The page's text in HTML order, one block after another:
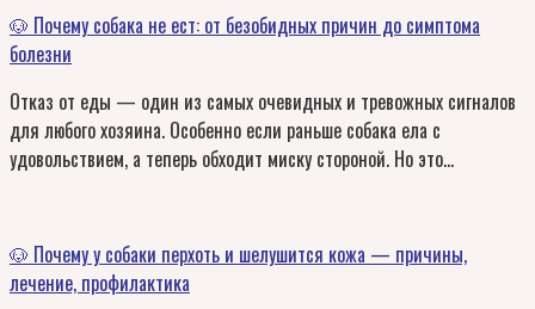
🐶 Почему собака не ест: от безобидных причин до симптома
болезни
Отказ от еды — один из самых очевидных и тревожных сигналов
для любого хозяина. Особенно если раньше собака ела с
удовольствием, а теперь обходит миску стороной. Но это…
🐶 Почему у собаки перхоть и шелушится кожа — причины,
лечение, профилактика